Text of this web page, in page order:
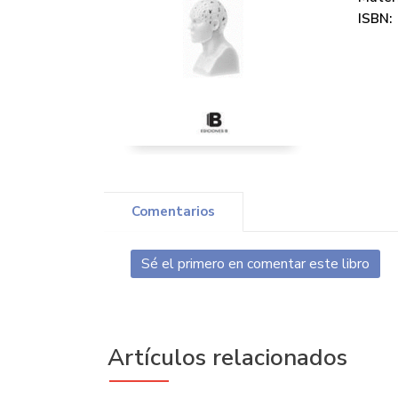
ISBN:
Comentarios
Sé el primero en comentar este libro
Artículos relacionados